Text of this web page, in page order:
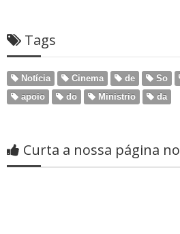
Tags
Notícia Cinema de So
apoio
do Ministrio da
Curta a nossa página no